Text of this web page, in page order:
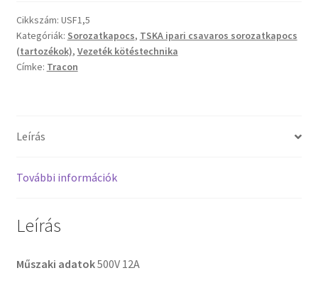
Cikkszám: USF1,5
Kategóriák: Sorozatkapocs, TSKA ipari csavaros sorozatkapocs
(tartozékok), Vezeték kötéstechnika
Címke: Tracon
Leírás
További információk
Leírás
Műszaki adatok500V 12A